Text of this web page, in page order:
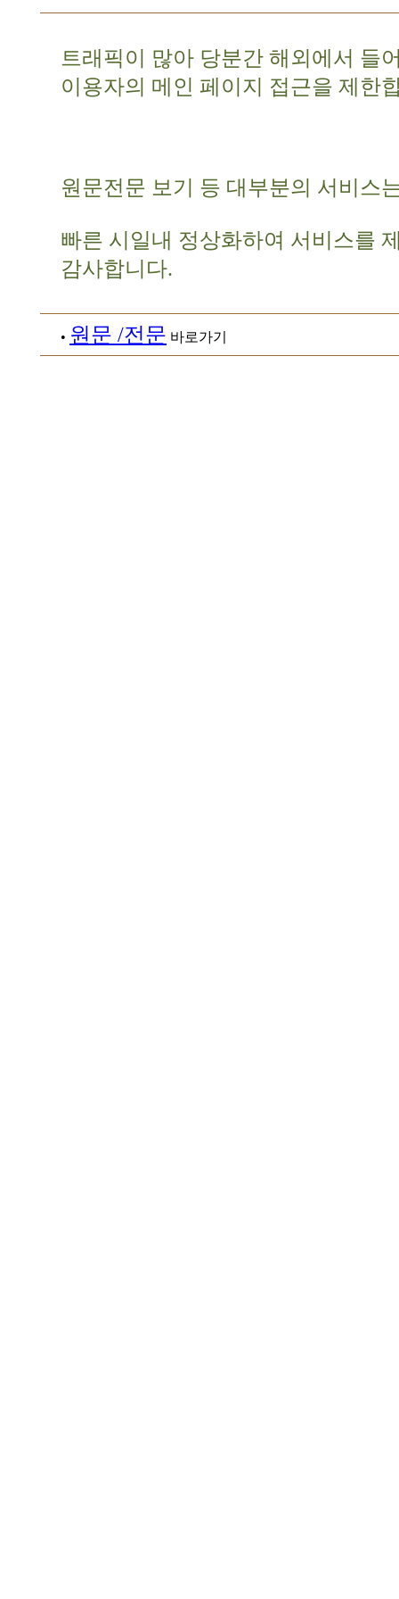
트래픽이 많아 당분간 해외에서 들
이용자의 메인 페이지 접근을 제한
원문전문 보기 등 대부분의 서비스
빠른 시일내 정상화하여 서비스를
감사합니다.
• 원문 /전문 바로가기